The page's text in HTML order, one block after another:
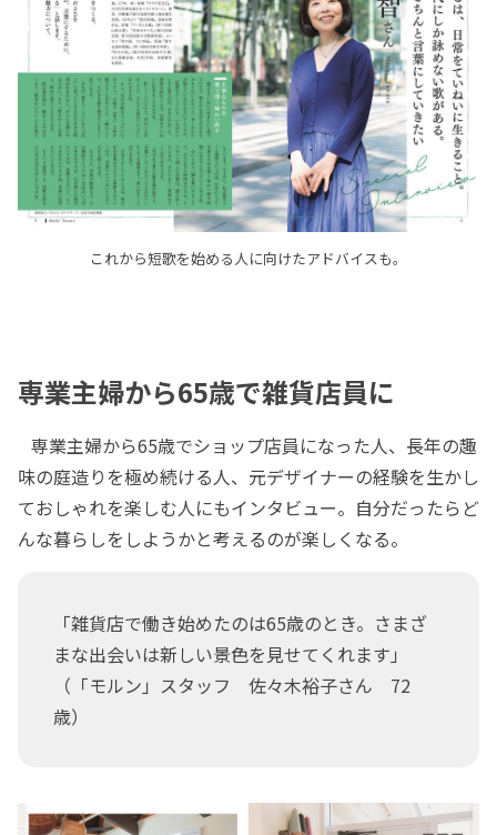
これから短歌を始める人に向けたアドバイスも。
専業主婦から65歳で雑貨店員に
専業主婦から65歳でショップ店員になった人、長年の趣
味の庭造りを極め続ける人、元デザイナーの経験を生かし
ておしゃれを楽しむ人にもインタビュー。自分だったらど
んな暮らしをしようかと考えるのが楽しくなる。
「雑貨店で働き始めたのは65歳のとき。さまざ
まな出会いは新しい景色を見せてくれます」
（「モルン」スタッフ 佐々木裕子さん 72
歳）